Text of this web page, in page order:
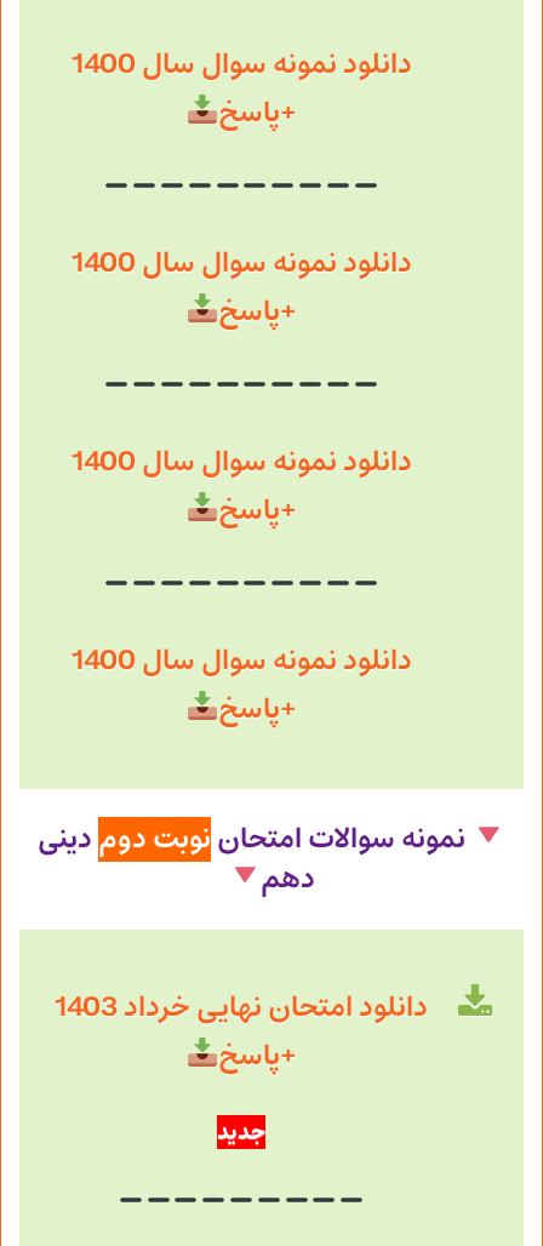
دانلود نمونه سوال سال 1400
+پاسخ
دانلود نمونه سوال سال 1400
+پاسخ
دانلود نمونه سوال سال 1400
+پاسخ
دانلود نمونه سوال سال 1400
+پاسخ
نمونه سوالات امتحاننوبت دومدینی
دهم
دانلود امتحان نهایی خرداد 1403
+پاسخ
جدید